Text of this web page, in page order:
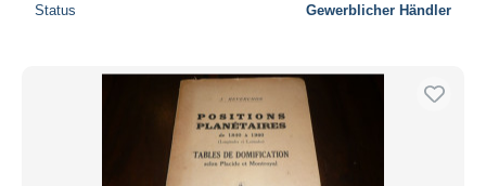
Status Gewerblicher Händler